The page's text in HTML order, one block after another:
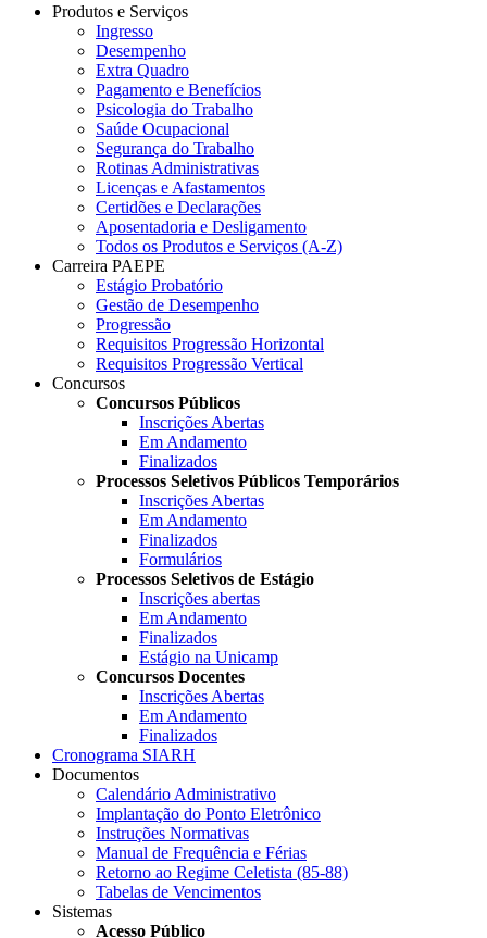
Produtos e Serviços
Ingresso
Desempenho
Extra Quadro
Pagamento e Benefícios
Psicologia do Trabalho
Saúde Ocupacional
Segurança do Trabalho
Rotinas Administrativas
Licenças e Afastamentos
Certidões e Declarações
Aposentadoria e Desligamento
Todos os Produtos e Serviços (A-Z)
Carreira PAEPE
Estágio Probatório
Gestão de Desempenho
Progressão
Requisitos Progressão Horizontal
Requisitos Progressão Vertical
Concursos
Concursos Públicos
Inscrições Abertas
Em Andamento
Finalizados
Processos Seletivos Públicos Temporários
Inscrições Abertas
Em Andamento
Finalizados
Formulários
Processos Seletivos de Estágio
Inscrições abertas
Em Andamento
Finalizados
Estágio na Unicamp
Concursos Docentes
Inscrições Abertas
Em Andamento
Finalizados
Cronograma SIARH
Documentos
Calendário Administrativo
Implantação do Ponto Eletrônico
Instruções Normativas
Manual de Frequência e Férias
Retorno ao Regime Celetista (85-88)
Tabelas de Vencimentos
Sistemas
Acesso Público